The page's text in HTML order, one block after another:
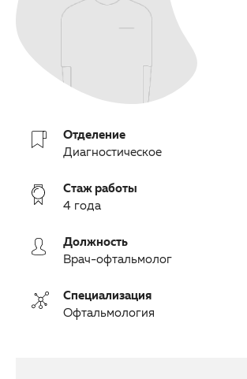
Партнерам
Клуб офтальмологов
Другие заболевания глаз
Детская офтальмология
Отделение
Диагностическое
Стаж работы
4 года
Должность
Врач-офтальмолог
Специализация
Офтальмология